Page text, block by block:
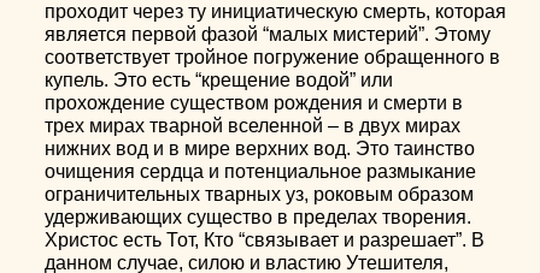
проходит через ту инициатическую смерть, которая
является первой фазой “малых мистерий”. Этому
соответствует тройное погружение обращенного в
купель. Это есть “крещение водой” или
прохождение существом рождения и смерти в
трех мирах тварной вселенной – в двух мирах
нижних вод и в мире верхних вод. Это таинство
очищения сердца и потенциальное размыкание
ограничительных тварных уз, роковым образом
удерживающих существо в пределах творения.
Христос есть Тот, Кто “связывает и разрешает”. В
данном случае, силою и властию Утешителя,